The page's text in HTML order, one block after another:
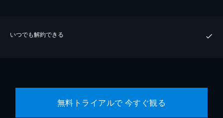
いつでも解約できる
無料トライアルで 今すぐ観る